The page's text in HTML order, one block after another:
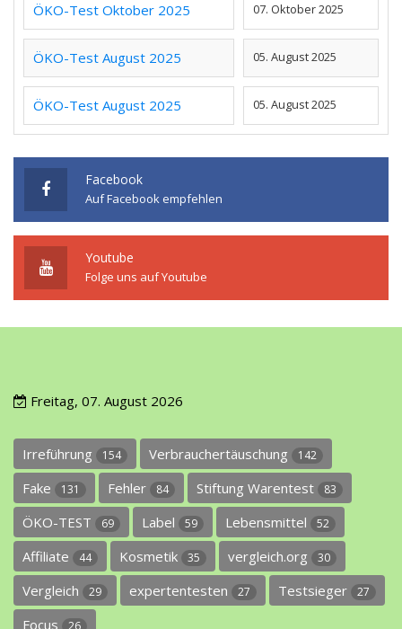
ÖKO-Test Oktober 2025 07. Oktober 2025
ÖKO-Test August 2025 05. August 2025
ÖKO-Test August 2025 05. August 2025
Facebook
Auf Facebook empfehlen
Youtube
Folge uns auf Youtube
Freitag, 07. August 2026
Irreführung 154 Verbrauchertäuschung 142
Fake 131 Fehler 84 Stiftung Warentest 83
ÖKO-TEST 69 Label 59 Lebensmittel 52
Affiliate 44 Kosmetik 35 vergleich.org 30
Vergleich 29 expertentesten 27 Testsieger 27
Focus